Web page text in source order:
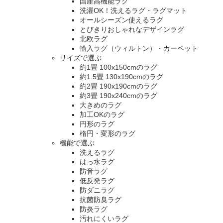
洗濯OK！洗えるラグ・ラグマット
オールシーズン使えるラグ
とびきりおしゃれなデザインラグ
北欧ラグ
輸入ラグ（ウィルトン）・カーペット
サイズで選ぶ
約1畳 100x150cmのラグ
約1.5畳 130x190cmのラグ
約2畳 190x190cmのラグ
約3畳 190x240cmのラグ
大きめのラグ
加工OKのラグ
円形のラグ
楕円・変形のラグ
機能で選ぶ
洗えるラグ
はっ水ラグ
防音ラグ
低反発ラグ
防ダニラグ
抗菌防臭ラグ
防炎ラグ
汚れにくいラグ